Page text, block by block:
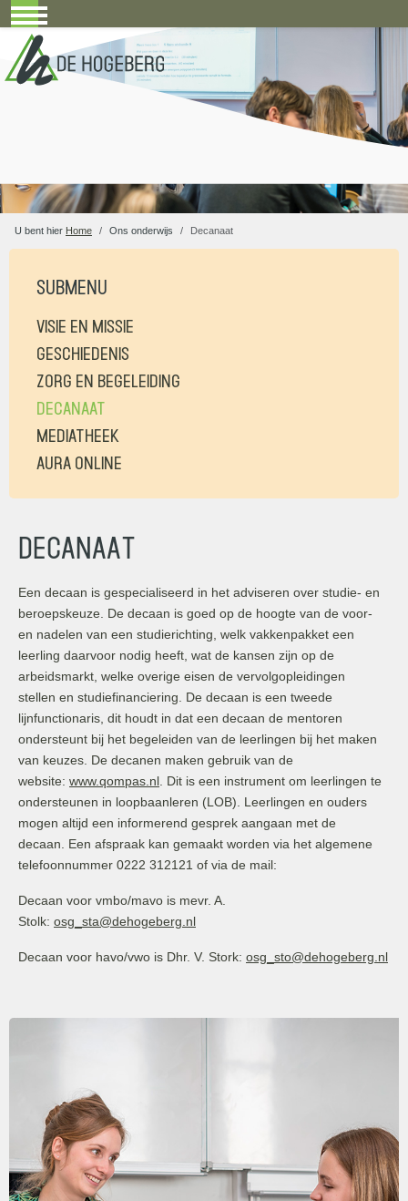
Mobile Menu Toggle
U bent hier Home Ons onderwijs Decanaat
Submenu
VISIE EN MISSIE
GESCHIEDENIS
ZORG EN BEGELEIDING
DECANAAT
MEDIATHEEK
AURA ONLINE
Decanaat
Een decaan is gespecialiseerd in het adviseren over studie- en
beroepskeuze. De decaan is goed op de hoogte van de voor-
en nadelen van een studierichting, welk vakkenpakket een
leerling daarvoor nodig heeft, wat de kansen zijn op de
arbeidsmarkt, welke overige eisen de vervolgopleidingen
stellen en studiefinanciering. De decaan is een tweede
lijnfunctionaris, dit houdt in dat een decaan de mentoren
ondersteunt bij het begeleiden van de leerlingen bij het maken
van keuzes. De decanen maken gebruik van de
website: www.qompas.nl . Dit is een instrument om leerlingen te
ondersteunen in loopbaanleren (LOB). Leerlingen en ouders
mogen altijd een informerend gesprek aangaan met de
decaan. Een afspraak kan gemaakt worden via het algemene
telefoonnummer 0222 312121 of via de mail:
Decaan voor vmbo/mavo is mevr. A.
Stolk: osg_sta@dehogeberg.nl
Decaan voor havo/vwo is Dhr. V. Stork: osg_sto@dehogeberg.nl